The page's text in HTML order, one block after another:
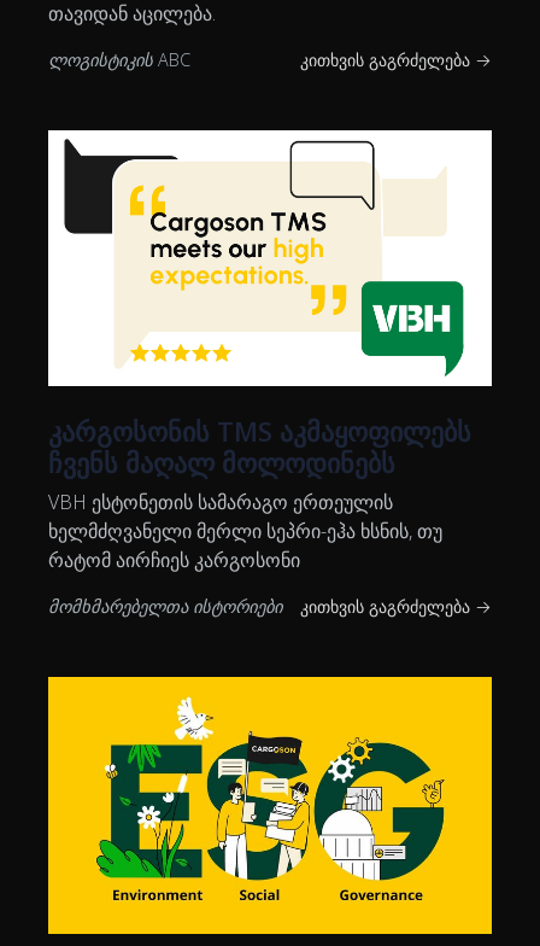
თავიდან აცილება.
ლოგისტიკის ABC კითხვის გაგრძელება →
კარგოსონის TMS აკმაყოფილებს
ჩვენს მაღალ მოლოდინებს
VBH ესტონეთის სამარაგო ერთეულის
ხელმძღვანელი მერლი სეპრი-ეჰა ხსნის, თუ
რატომ აირჩიეს კარგოსონი
მომხმარებელთა ისტორიები კითხვის გაგრძელება →